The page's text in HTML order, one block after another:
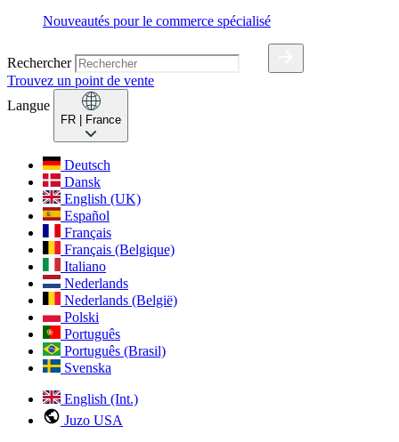
Nouveautés pour le commerce spécialisé
Rechercher
Trouvez un point de vente
Langue
FR | France
Deutsch
Dansk
English (UK)
Español
Français
Français (Belgique)
Italiano
Nederlands
Nederlands (België)
Polski
Português
Português (Brasil)
Svenska
English (Int.)
Juzo USA